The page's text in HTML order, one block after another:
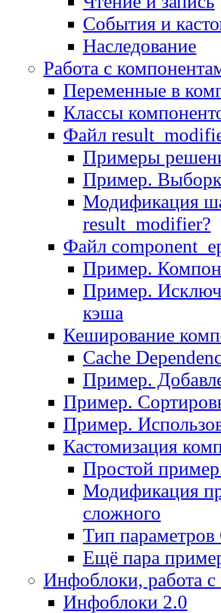
События и
Наследование
Работа с
Переменные в
Классы
Файл
Примеры
Пример.
Модификация
result_modifier?
Файл
Пример.
Пример.
кэша
Кеширование
Сache
Пример.
Пример.
Пример.
Кастомизация
Простой
Модификация
сложного
Тип
Ещё пара
Инфоблоки, работа
Инфоблоки 2.0